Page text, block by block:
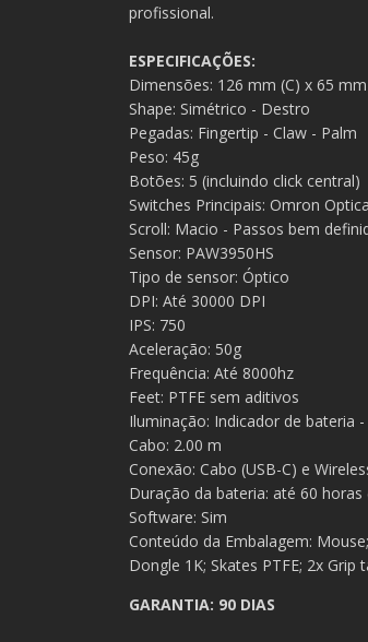
profissional.
ESPECIFICAÇÕES:
Dimensões: 126 mm (C) x 65
Shape: Simétrico - Destro
Pegadas: Fingertip - Claw - Palm
Peso: 45g
Botões: 5 (incluindo click central)
Switches Principais: Omron
Scroll: Macio - Passos bem
Sensor: PAW3950HS
Tipo de sensor: Óptico
DPI: Até 30000 DPI
IPS: 750
Aceleração: 50g
Frequência: Até 8000hz
Feet: PTFE sem aditivos
Iluminação: Indicador de bateria -
Cabo: 2.00 m
Conexão: Cabo (USB-C) e
Duração da bateria: até 60 horas
Software: Sim
Conteúdo da Embalagem:
Dongle 1K; Skates PTFE; 2x Grip
GARANTIA: 90 DIAS